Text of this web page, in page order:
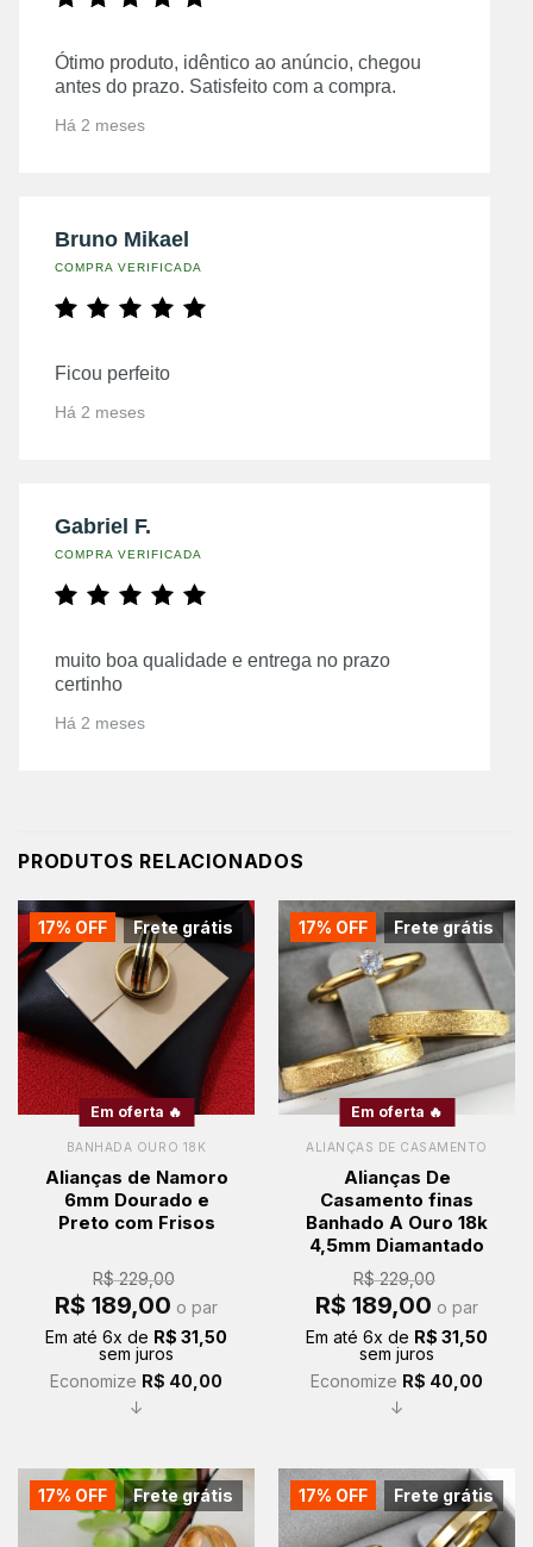
Ótimo produto, idêntico ao anúncio, chegou
antes do prazo. Satisfeito com a compra.
Há 2 meses
Bruno Mikael
COMPRA VERIFICADA
Ficou perfeito
Há 2 meses
Gabriel F.
COMPRA VERIFICADA
muito boa qualidade e entrega no prazo
certinho
Há 2 meses
PRODUTOS RELACIONADOS
Frete grátis
17% OFF
Em oferta 🔥
BANHADA OURO 18K
Alianças de Namoro
6mm Dourado e
Preto com Frisos
R$229,00
O
preço
era:
R$ 229,00.
R$ 189,00 preço
é:
R$ 189,00.
o par
Em até 6x de R$ 31,50
sem juros
Economize R$ 40,00
↓
Frete grátis
17% OFF
Em oferta 🔥
ALIANÇAS DE CASAMENTO
Alianças De
Casamento finas
Banhado A Ouro 18k
4,5mm Diamantado
R$229,00
O
preço
era:
R$ 229,00.
R$ 189,00 preço
é:
R$ 189,00.
o par
Em até 6x de R$ 31,50
sem juros
Economize R$ 40,00
↓
Frete grátis
17% OFF Frete grátis
17% OFF